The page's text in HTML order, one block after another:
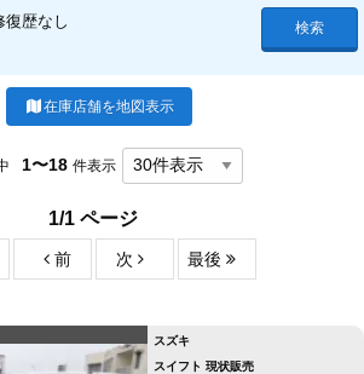
復歴なし 検索
在庫店舗を地図表示
1〜18 件表示
1/1 ページ
前 次 最後
スズキ
スイフト 現状販売